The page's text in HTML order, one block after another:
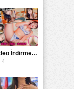
Yetişkin Video İndirme Siteleri Grubu: Şefkatli Patron ve Sekreterin Aşk Hikayesi: Prestijli Bir Son
4